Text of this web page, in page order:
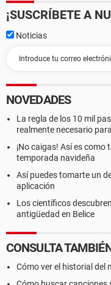
¡SUSCRÍBETE A
Noticias
NOVEDADES
La regla de los 10 mil
realmente necesario
¡No caigas! Así es
temporada navideña
Así puedes tomarte un
aplicación
Los científicos
antigüedad en Belice
CONSULTA
Cómo ver el historial del